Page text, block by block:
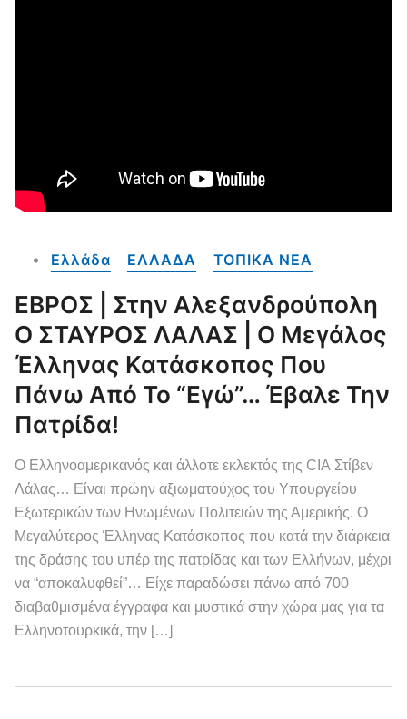
Ελλάδα ΕΛΛΑΔΑ ΤΟΠΙΚΑ NEA
ΕΒΡΟΣ | Στην Αλεξανδρούπολη
Ο ΣΤΑΥΡΟΣ ΛΑΛΑΣ | Ο Μεγάλος
Έλληνας Κατάσκοπος Που
Πάνω Από Το “εγώ”… Έβαλε Την
Πατρίδα!
Ο Ελληνοαμερικανός και άλλοτε εκλεκτός της CIA Στίβεν
Λάλας… Είναι πρώην αξιωματούχος του Υπουργείου
Εξωτερικών των Ηνωμένων Πολιτειών της Αμερικής. Ο
Μεγαλύτερος Έλληνας Κατάσκοπος που κατά την διάρκεια
της δράσης του υπέρ της πατρίδας και των Ελλήνων, μέχρι
να “αποκαλυφθεί”… Είχε παραδώσει πάνω από 700
διαβαθμισμένα έγγραφα και μυστικά στην χώρα μας για τα
Ελληνοτουρκικά, την […]